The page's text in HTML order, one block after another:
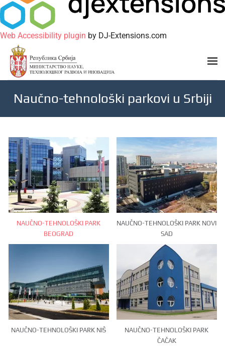
Web Accessibility plugin by DJ-Extensions.com
Naučno-tehnološki parkovi u Srbiji
NAUČNO-TEHNOLOŠKI PARK
BEOGRAD
NAUČNO-TEHNOLOŠKI PARK NOVI
SAD
NAUČNO-TEHNOLOŠKI PARK NIŠ
NAUČNO-TEHNOLOŠKI PARK
ČAČAK